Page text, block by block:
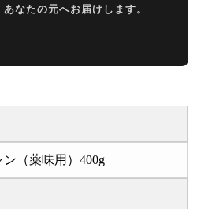
なたの元へお届けします。
（薬味用）400g